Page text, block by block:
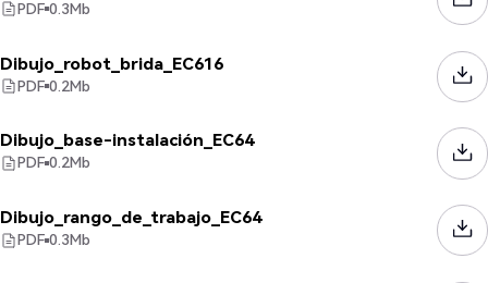
PDF 0.3Mb
Dibujo_robot_brida_EC616
PDF 0.2Mb
Dibujo_base-instalación_EC64
PDF 0.2Mb
Dibujo_rango_de_trabajo_EC64
PDF 0.3Mb